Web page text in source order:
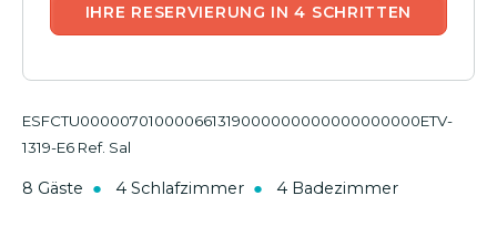
ESFCTU000007010000661319000000000000000000ETV-
1319-E6 Ref. Sal
8 Gäste 4 Schlafzimmer 4 Badezimmer
IHRE RESERVIERUNG IN 4 SCHRITTEN